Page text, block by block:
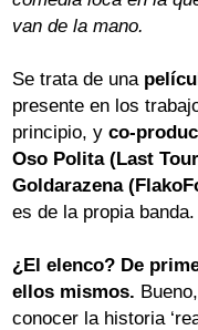
van de la mano.
Se trata de una
presente en los
principio, yco-
Oso Polita (Last
Goldarazena
es de la propia banda.
¿El elenco? De
ellos mismos.
conocer la historia